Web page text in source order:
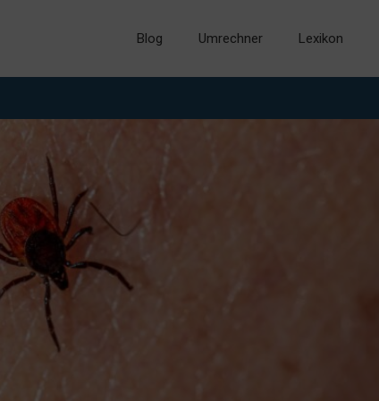
Blog Umrechner Lexikon